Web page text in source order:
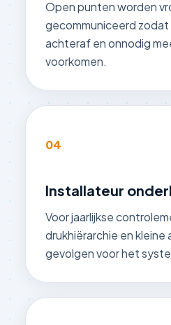
Open punten worden
gecommuniceerd zodat
achteraf en onnodig
voorkomen.
04
Installateur
Voor jaarlijkse
drukhiërarchie en kleine
gevolgen voor het